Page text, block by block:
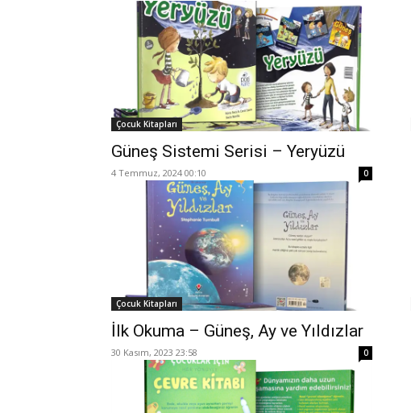
Çocuk Kitapları
Güneş Sistemi Serisi – Yeryüzü
4 Temmuz, 2024 00:10 0
Çocuk Kitapları
İlk Okuma – Güneş, Ay ve Yıldızlar
30 Kasım, 2023 23:58 0